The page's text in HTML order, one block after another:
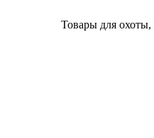
Товары для